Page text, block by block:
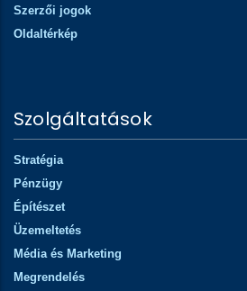
Szerzői jogok
Oldaltérkép
Szolgáltatások
Stratégia
Pénzügy
Építészet
Üzemeltetés
Média és Marketing
Megrendelés